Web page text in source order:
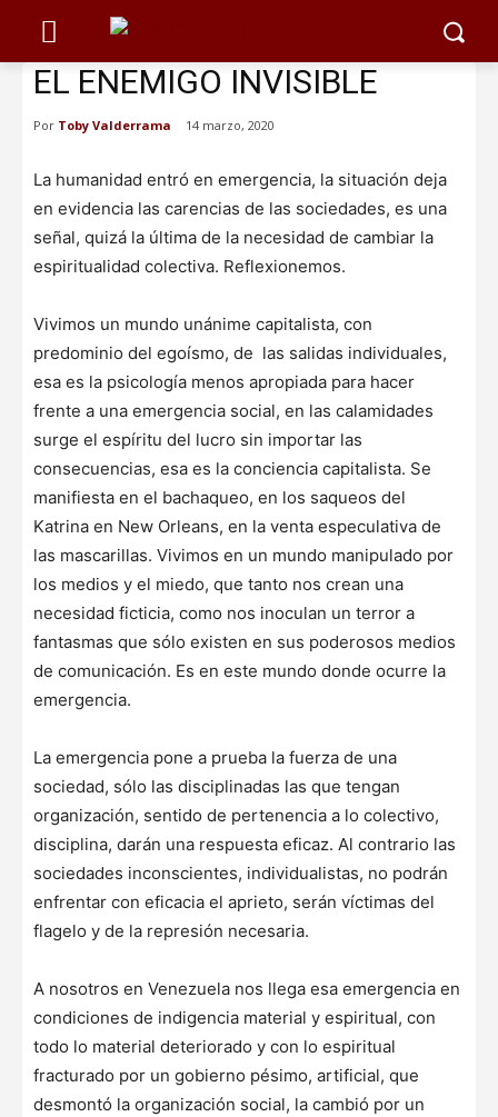
EL ENEMIGO INVISIBLE
Por Toby Valderrama 14 marzo, 2020
La humanidad entró en emergencia, la situación deja
en evidencia las carencias de las sociedades, es una
señal, quizá la última de la necesidad de cambiar la
espiritualidad colectiva. Reflexionemos.
Vivimos un mundo unánime capitalista, con
predominio del egoísmo, de las salidas individuales,
esa es la psicología menos apropiada para hacer
frente a una emergencia social, en las calamidades
surge el espíritu del lucro sin importar las
consecuencias, esa es la conciencia capitalista. Se
manifiesta en el bachaqueo, en los saqueos del
Katrina en New Orleans, en la venta especulativa de
las mascarillas. Vivimos en un mundo manipulado por
los medios y el miedo, que tanto nos crean una
necesidad ficticia, como nos inoculan un terror a
fantasmas que sólo existen en sus poderosos medios
de comunicación. Es en este mundo donde ocurre la
emergencia.
La emergencia pone a prueba la fuerza de una
sociedad, sólo las disciplinadas las que tengan
organización, sentido de pertenencia a lo colectivo,
disciplina, darán una respuesta eficaz. Al contrario las
sociedades inconscientes, individualistas, no podrán
enfrentar con eficacia el aprieto, serán víctimas del
flagelo y de la represión necesaria.
A nosotros en Venezuela nos llega esa emergencia en
condiciones de indigencia material y espiritual, con
todo lo material deteriorado y con lo espiritual
fracturado por un gobierno pésimo, artificial, que
desmontó la organización social, la cambió por un